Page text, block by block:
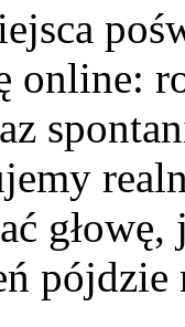
online:
pójdzie